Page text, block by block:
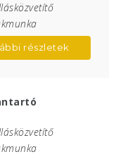
részletek